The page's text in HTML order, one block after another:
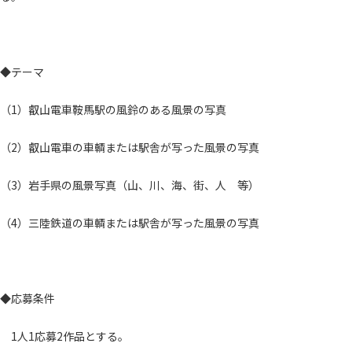
◆テーマ
（1）叡山電車鞍馬駅の風鈴のある風景の写真
（2）叡山電車の車輌または駅舎が写った風景の写真
（3）岩手県の風景写真（山、川、海、街、人 等）
（4）三陸鉄道の車輌または駅舎が写った風景の写真
◆応募条件
1人1応募2作品とする。